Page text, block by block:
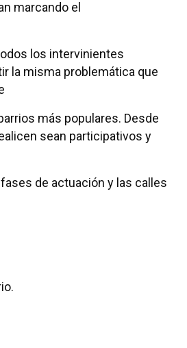
marcando el
los intervinientes
la misma problemática que
más populares. Desde
sean participativos y
de actuación y las calles